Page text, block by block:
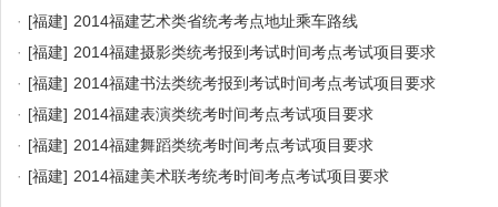
· [福建] 2014福建艺术类省统考考点地址乘车路线
· [福建] 2014福建摄影类统考报到考试时间考点考试项目要求
· [福建] 2014福建书法类统考报到考试时间考点考试项目要求
· [福建] 2014福建表演类统考时间考点考试项目要求
· [福建] 2014福建舞蹈类统考时间考点考试项目要求
· [福建] 2014福建美术联考统考时间考点考试项目要求